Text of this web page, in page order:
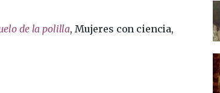
de la polilla, Mujeres con ciencia,